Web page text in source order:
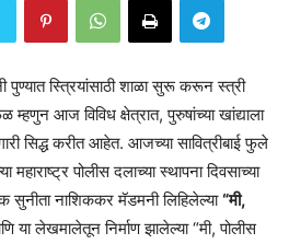
पुण्यात स्त्रियांसाठी शाळा सुरू करून स्त्री
म्हणुन आज विविध क्षेत्रात, पुरुषांच्या खांद्याला
सिद्ध करीत आहेत. आजच्या सावित्रीबाई फुले
पोलीस दलाच्या स्थापना दिवसाच्या
सुनीता नाशिककर मॅडमनी लिहिलेल्या“मी,
या लेखमालेतून निर्माण झालेल्या “मी, पोलीस